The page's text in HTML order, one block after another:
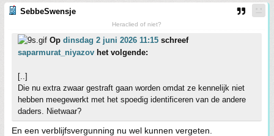
SebbeSwensje
Heraclied of niet?
Op dinsdag 2 juni 2026 11:15 schreef
saparmurat_niyazov het volgende:
[..]
Die nu extra zwaar gestraft gaan worden omdat ze kennelijk niet
hebben meegewerkt met het spoedig identificeren van de andere
daders. Nietwaar?
En een verblijfsvergunning nu wel kunnen vergeten.